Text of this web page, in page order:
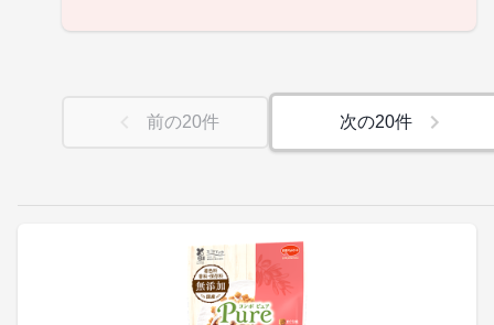
前の20件 次の20件